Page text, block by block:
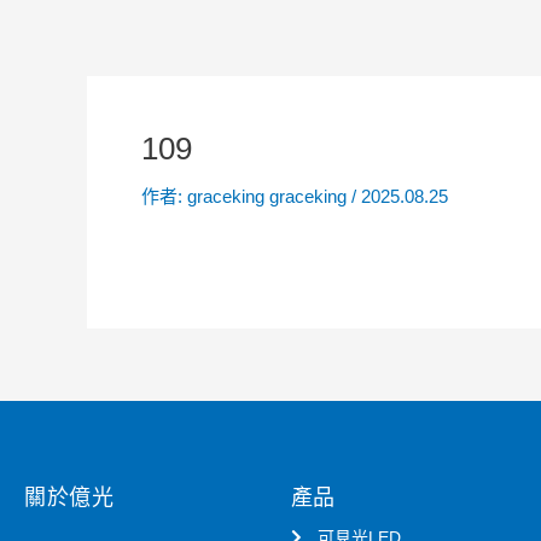
109
作者: graceking graceking / 2025.08.25
關於億光 產品